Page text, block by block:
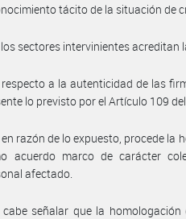
tácito de la situación de
los sectores intervinientes acreditan
respecto a la autenticidad de las
lo previsto por el Artículo 109
en razón de lo expuesto, procede la
acuerdo marco de carácter
afectado.
cabe señalar que la